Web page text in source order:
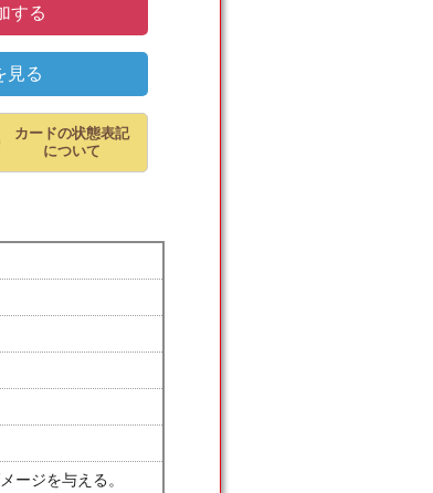
する
見る
カードの状態表記
について
ージを与える。